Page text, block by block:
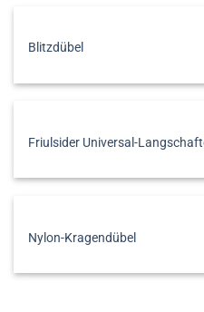
Blitzdübel
Friulsider Universal-
Nylon-Kragendübel